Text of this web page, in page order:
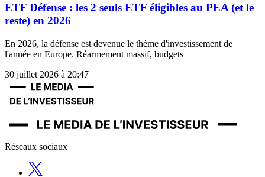
ETF Défense : les 2 seuls ETF éligibles au PEA (et le
reste) en 2026
En 2026, la défense est devenue le thème d'investissement de
l'année en Europe. Réarmement massif, budgets
30 juillet 2026 à 20:47
Réseaux sociaux